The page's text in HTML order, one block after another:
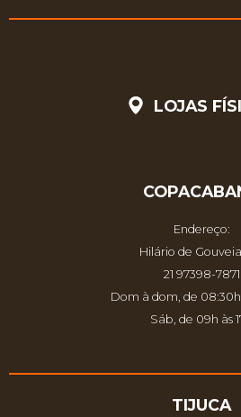
LOJAS
Endereço:
Hilário de
21 97398-7871
Dom à dom, de 08:30h
Sáb, de 09h às
TIJUCA